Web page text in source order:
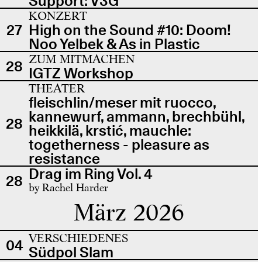
27
KONZERT
High on the Sound #10: Doom!
Noo Yelbek & As in Plastic
28 ZUM MITMACHEN
IGTZ Workshop
28
THEATER
fleischlin/meser mit ruocco,
kannewurf, ammann, brechbühl,
heikkilä, krstić, mauchle:
togetherness - pleasure as
resistance
28 Drag im Ring Vol. 4
by Rachel Harder
März 2026
04 VERSCHIEDENES
Südpol Slam